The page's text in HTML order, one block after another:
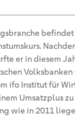
befindet
er in diesem
ifo Institut für
Umsatzplus
wie in 2011